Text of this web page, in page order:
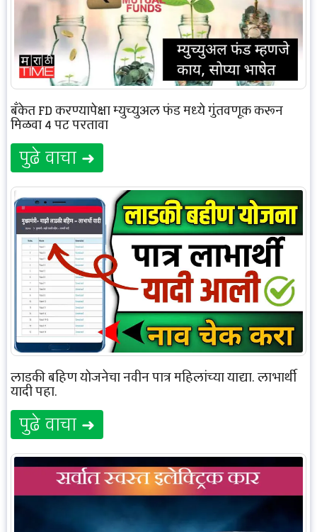
बँकेत FD करण्यापेक्षा म्युच्युअल फंड मध्ये गुंतवणूक करून
मिळवा 4 पट परतावा
पुढे वाचा ➜
लाडकी बहिण योजनेचा नवीन पात्र महिलांच्या याद्या. लाभार्थी
यादी पहा.
पुढे वाचा ➜